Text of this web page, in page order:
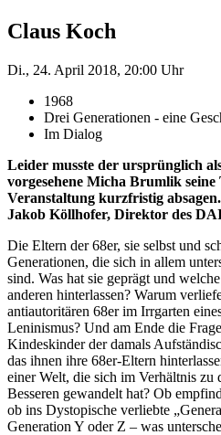
Claus Koch
Di., 24. April 2018, 20:00 Uhr
1968
Drei Generationen - eine
Im Dialog
Leider musste der ursprünglich
vorgesehene Micha Brumlik seine
Veranstaltung kurzfristig
Jakob Köllhofer, Direktor des
Die Eltern der 68er, sie selbst und
Generationen, die sich in allem
sind. Was hat sie geprägt und
anderen hinterlassen? Warum
antiautoritären 68er im Irrgarten
Leninismus? Und am Ende die
Kindeskinder der damals
das ihnen ihre 68er-Eltern
einer Welt, die sich im Verhältnis zu
Besseren gewandelt hat? Ob
ob ins Dystopische verliebte
Generation Y oder Z – was